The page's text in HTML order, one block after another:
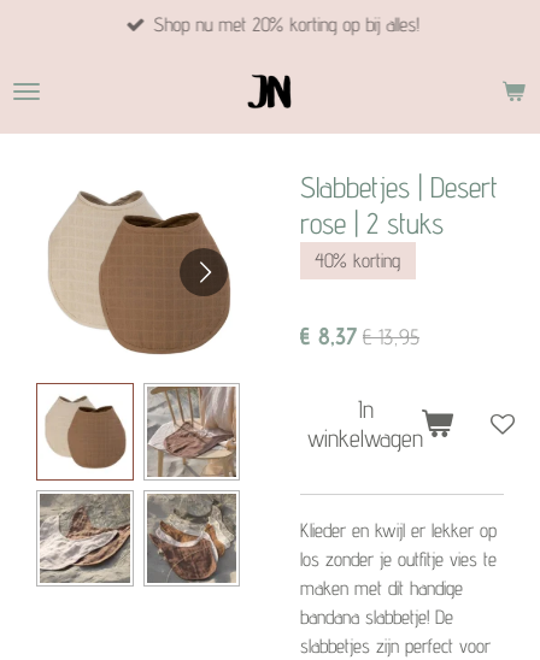
naar
hoofdinhoud
Shop nu met 20% korting op bij alles!
Slabbetjes | Desert
rose | 2 stuks
40% korting
€ 8,37 € 13,95
In
winkelwagen
Klieder en kwijl er lekker op
los zonder je outfitje vies te
maken met dit handige
bandana slabbetje! De
slabbetjes zijn perfect voor